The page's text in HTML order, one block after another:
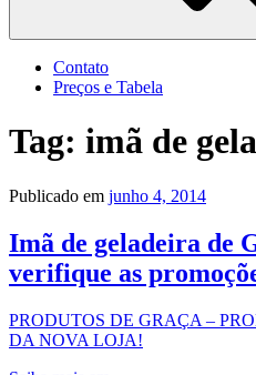
Contato
Preços e Tabela
Tag: imã de
Publicado em junho 4, 2014
Imã de geladeira de
verifique as
PRODUTOS DE GRAÇA –
DA NOVA LOJA!